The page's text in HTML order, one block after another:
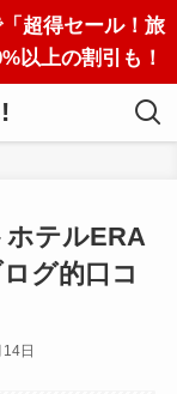
超得セール！旅
以上の割引も！
ホテルERA
グ的口コ
日